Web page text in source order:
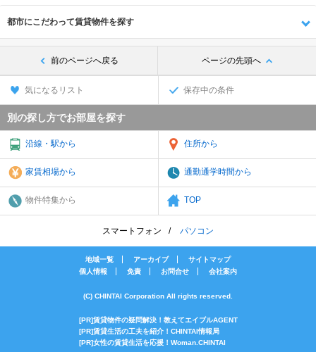
都市にこだわって賃貸物件を探す
前のページへ戻る ページの先頭へ
気になるリスト 保存中の条件
別の探し方でお部屋を探す
沿線・駅から 住所から
家賃相場から 通勤通学時間から
物件特集から TOP
スマートフォン パソコン
地域一覧 アーカイブ
サイトマップ
個人情報
免責 お問合せ 会社案内
(C) CHINTAI Corporation All rights reserved.
[PR]賃貸物件の疑問解決！教えてエイブルAGENT
[PR]賃貸生活の工夫を紹介！CHINTAI情報局
[PR]女性の賃貸生活を応援！Woman.CHINTAI